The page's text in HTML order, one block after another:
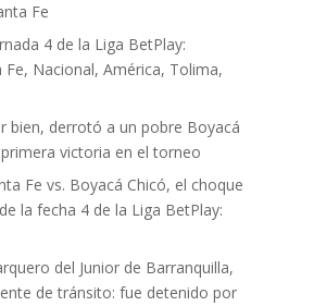
Fe
4 de la Liga BetPlay:
Fe, Nacional, América, Tolima,
bien, derrotó a un pobre Boyacá
victoria en el torneo
Fe vs. Boyacá Chicó, el choque
la fecha 4 de la Liga BetPlay:
del Junior de Barranquilla,
de tránsito: fue detenido por